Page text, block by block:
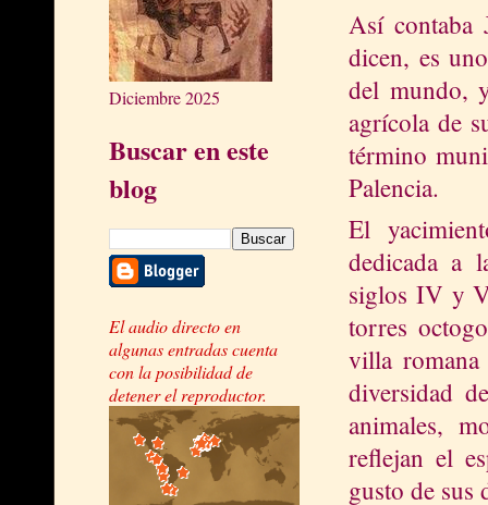
Diciembre 2025
Buscar en este
blog
El audio directo en
algunas entradas cuenta
con la posibilidad de
detener el reproductor.
Así contaba
dicen, es
del mundo,
agrícola de
término
Palencia.
El
dedicada a l
siglos IV y
torres
villa
diversidad
animales,
reflejan el
gusto de sus